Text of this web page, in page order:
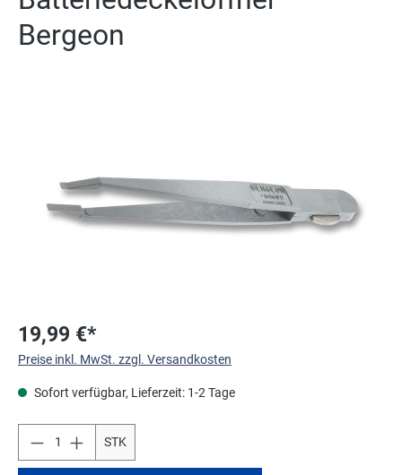
Bergeon
19,99 €*
Preise inkl. MwSt. zzgl. Versandkosten
Sofort verfügbar, Lieferzeit: 1-2 Tage
STK